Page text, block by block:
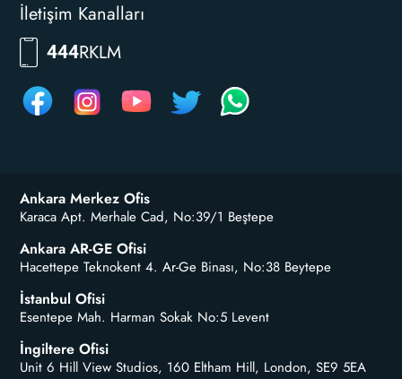
İletişim Kanalları
4447556
Ankara Merkez Ofis
Karaca Apt. Merhale Cad, No:39/1 Beştepe
Ankara AR-GE Ofisi
Hacettepe Teknokent 4. Ar-Ge Binası, No:38 Beytepe
İstanbul Ofisi
Esentepe Mah. Harman Sokak No:5 Levent
İngiltere Ofisi
Unit 6 Hill View Studios, 160 Eltham Hill, London, SE9 5EA